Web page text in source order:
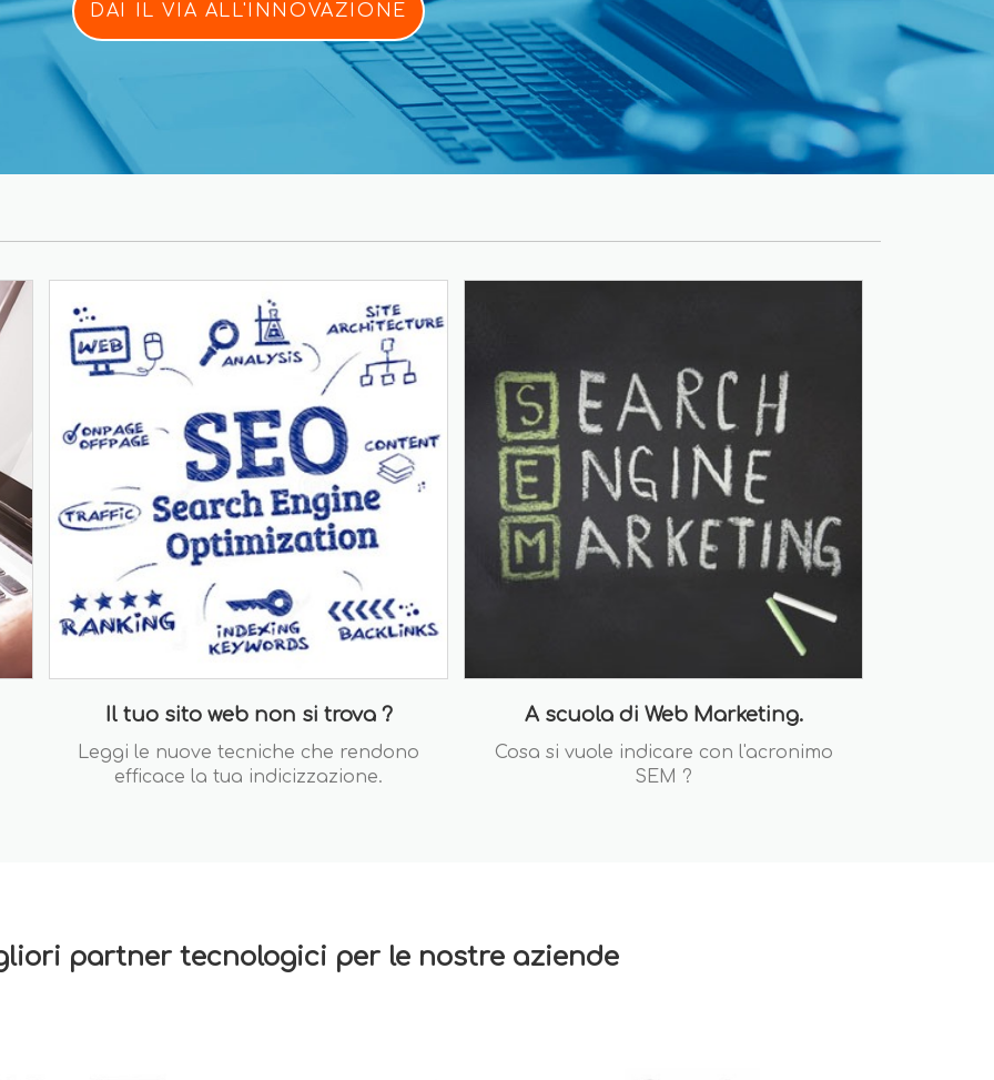
DAI IL VIA ALL'INNOVAZIONE
Il tuo sito web non si trova ?
Leggi le nuove tecniche che rendono
efficace la tua indicizzazione.
A scuola di Web Marketing.
Cosa si vuole indicare con l'acronimo
SEM ?
partner tecnologici per le nostre aziende